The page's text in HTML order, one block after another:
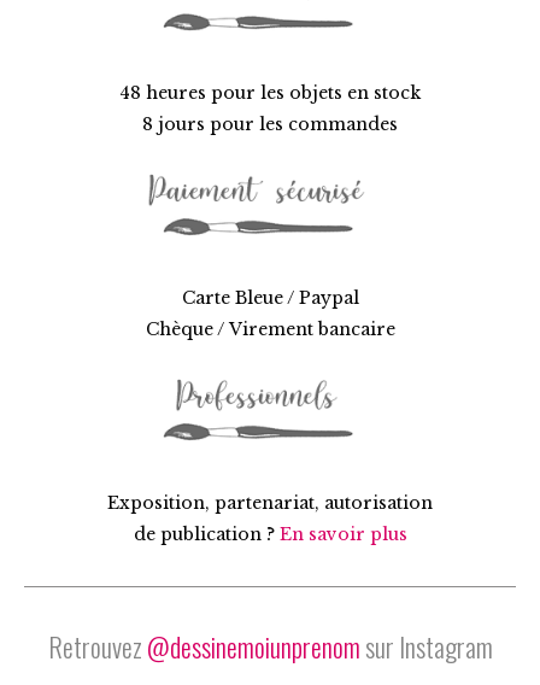
48 heures pour les objets en stock
8 jours pour les commandes
Carte Bleue / Paypal
Chèque / Virement bancaire
Exposition, partenariat, autorisation
de publication ? En savoir plus
Retrouvez@dessinemoiunprenomsur Instagram